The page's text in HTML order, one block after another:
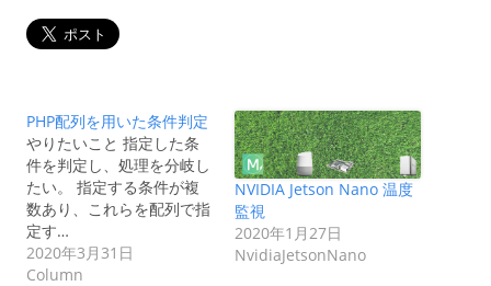
PHP配列を用いた条件判定
やりたいこと 指定した条
件を判定し、処理を分岐し
たい。 指定する条件が複
数あり、これらを配列で指
定す…
2020年3月31日
Column
NVIDIA Jetson Nano 温度
監視
2020年1月27日
NvidiaJetsonNano